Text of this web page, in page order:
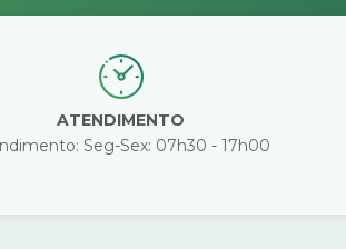
ATENDIMENTO
Seg-Sex: 07h30 - 17h00